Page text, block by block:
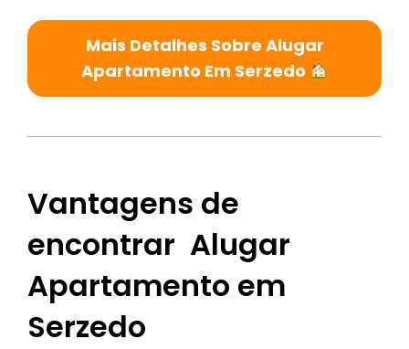
Mais Detalhes Sobre Alugar
Apartamento Em Serzedo
Vantagens de
encontrar Alugar
Apartamento em
Serzedo